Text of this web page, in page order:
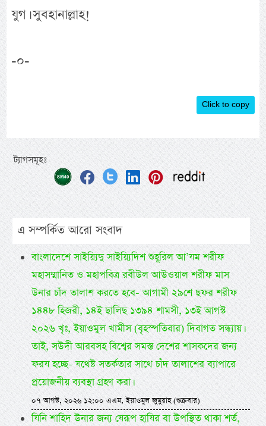
যুগ। সুবহানাল্লাহ!
-০-
Click to copy
ট্যাগসমূহঃ
এ সম্পর্কিত আরো সংবাদ
বাংলাদেশে সাইয়্যিদু সাইয়্যিদিশ শুহূরিল আ’যম শরীফ
মহাসম্মানিত ও মহাপবিত্র রবীউল আউওয়াল শরীফ মাস
উনার চাঁদ তালাশ করতে হবে- আগামী ২৯শে ছফর শরীফ
১৪৪৮ হিজরী, ১৪ই ছালিছ ১৩৯৪ শামসী, ১৩ই আগস্ট
২০২৬ খৃঃ, ইয়াওমুল খামীস (বৃহস্পতিবার) দিবাগত সন্ধ্যায়।
তাই, সউদী আরবসহ বিশ্বের সমস্ত দেশের শাসকদের জন্য
ফরয হচ্ছে- যথেষ্ট সতর্কতার সাথে চাঁদ তালাশের ব্যাপারে
প্রয়োজনীয় ব্যবস্থা গ্রহণ করা।
০৭ আগস্ট, ২০২৬ ১২:০০ এএম, ইয়াওমুল জুমুয়াহ (শুক্রবার)
যিনি শাহিদ উনার জন্য যেরূপ হাযির বা উপস্থিত থাকা শর্ত,